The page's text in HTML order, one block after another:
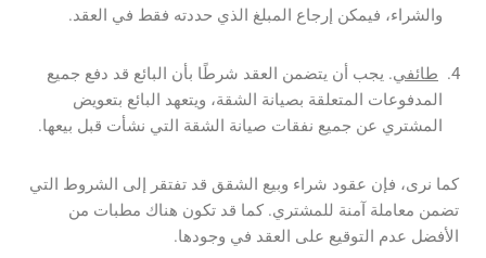
والشراء، فيمكن إرجاع المبلغ الذي حددته فقط في العقد.
طائفي. يجب أن يتضمن العقد شرطًا بأن البائع قد دفع جميع
المدفوعات المتعلقة بصيانة الشقة، ويتعهد البائع بتعويض
المشتري عن جميع نفقات صيانة الشقة التي نشأت قبل بيعها.
كما نرى، فإن عقود شراء وبيع الشقق قد تفتقر إلى الشروط التي
تضمن معاملة آمنة للمشتري. كما قد تكون هناك مطبات من
الأفضل عدم التوقيع على العقد في وجودها.